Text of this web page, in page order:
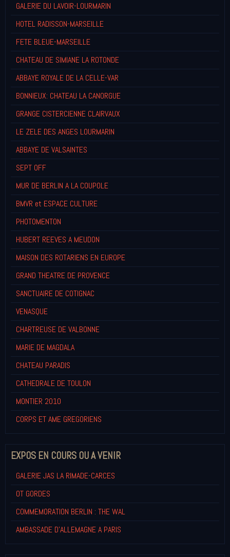
GALERIE DU LAVOIR-LOURMARIN
HOTEL RADISSON-MARSEILLE
FETE BLEUE-MARSEILLE
CHATEAU DE SIMIANE LA ROTONDE
ABBAYE ROYALE DE LA CELLE-VAR
BONNIEUX: CHATEAU LA CANORGUE
GRANGE CISTERCIENNE CLAIRVAUX
LE ZELE DES ANGES LOURMARIN
ABBAYE DE VALSAINTES
SEPT OFF
MUR DE BERLIN A LA COUPOLE
BMVR et ESPACE CULTURE
PHOTOMENTON
HUBERT REEVES A MEUDON
MAISON DES ROTARIENS EN EUROPE
GRAND THEATRE DE PROVENCE
SANCTUAIRE DE COTIGNAC
VENASQUE
CHARTREUSE DE VALBONNE
MARIE DE MAGDALA
CHATEAU PARADIS
CATHEDRALE DE TOULON
MONTIER 2010
CORPS ET AME GREGORIENS
EXPOS EN COURS OU A VENIR
GALERIE JAS LA RIMADE-CARCES
OT GORDES
COMMEMORATION BERLIN : THE WAL
AMBASSADE D'ALLEMAGNE A PARIS